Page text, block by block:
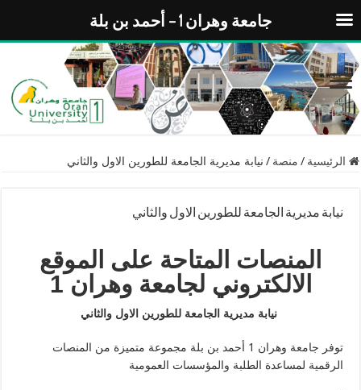
الرئيسية / منصة / نيابة مديرية الجامعة للطورين الاول والثاني
نيابة مديرية الجامعة للطورين الاول والثاني
المنصات المتاحة على الموقع
الالكتروني لجامعة وهران 1
نيابة مديرية الجامعة للطورين الاول والثاني
توفر جامعة وهران 1 أحمد بن بلة مجموعة متميزة من المنصات
الرقمية لمساعدة الطلبة والمؤسسات العمومية
جامعة وهران 1 – أحمد بن بلة